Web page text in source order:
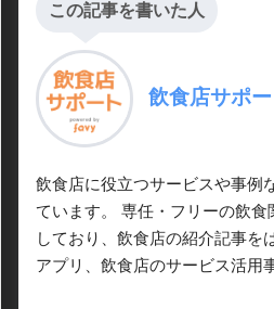
この記事を書いた人
飲食店サポー
飲食店に役立つサービスや事例
ています。 専任・フリーの飲
しており、飲食店の紹介記事を
アプリ、飲食店のサービス活用